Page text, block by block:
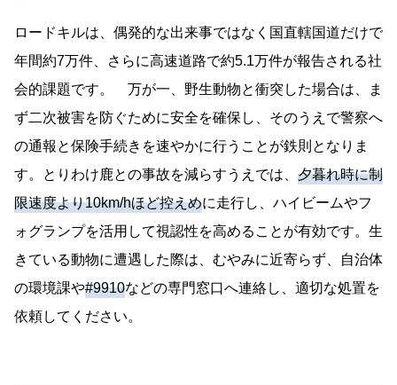
ロードキルは、偶発的な出来事ではなく国直轄国道だけで
年間約7万件、さらに高速道路で約5.1万件が報告される社
会的課題です。 万が一、野生動物と衝突した場合は、ま
ず二次被害を防ぐために安全を確保し、そのうえで警察へ
の通報と保険手続きを速やかに行うことが鉄則となりま
す。とりわけ鹿との事故を減らすうえでは、 夕暮れ時に制
限速度より10km/hほど控えめに走行し、ハイビームやフ
ォグランプを活用して視認性を高めることが有効です。生
きている動物に遭遇した際は、むやみに近寄らず、自治体
の環境課や#9910などの専門窓口へ連絡し、適切な処置を
依頼してください。